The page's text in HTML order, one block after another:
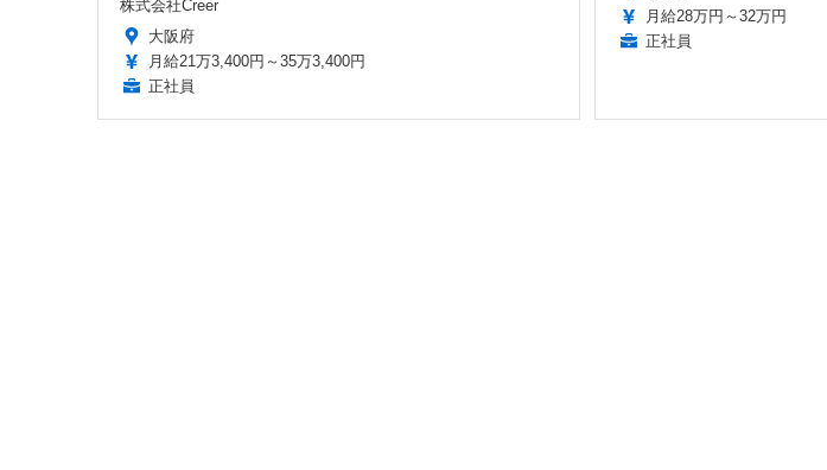
株式会社Creer
大阪府
月給21万3,400円～35万3,400円
正社員
月給28万円～32万円
正社員